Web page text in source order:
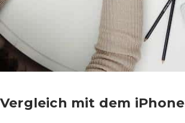
Vergleich mit dem iPhone